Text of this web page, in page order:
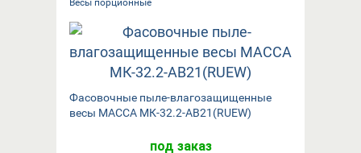
Весы порционные
Фасовочные пыле-влагозащищенные
весы МАССА МК-32.2-АВ21(RUEW)
под заказ